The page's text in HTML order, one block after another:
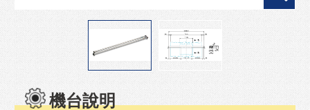
機台說明